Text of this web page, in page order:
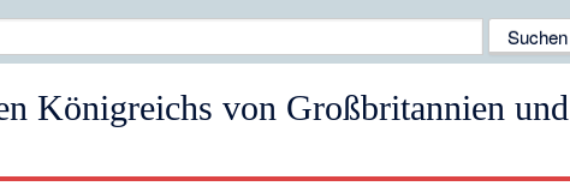
Königreichs von Großbritannien und